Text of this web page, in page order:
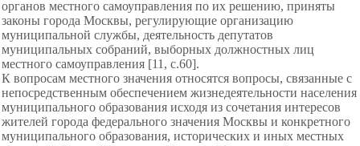
органов местного самоуправления по их решению, приняты
законы города Москвы, регулирующие организацию
муниципальной службы, деятельность депутатов
муниципальных собраний, выборных должностных лиц
местного самоуправления [11, с.60].
К вопросам местного значения относятся вопросы, связанные с
непосредственным обеспечением жизнедеятельности населения
муниципального образования исходя из сочетания интересов
жителей города федерального значения Москвы и конкретного
муниципального образования, исторических и иных местных